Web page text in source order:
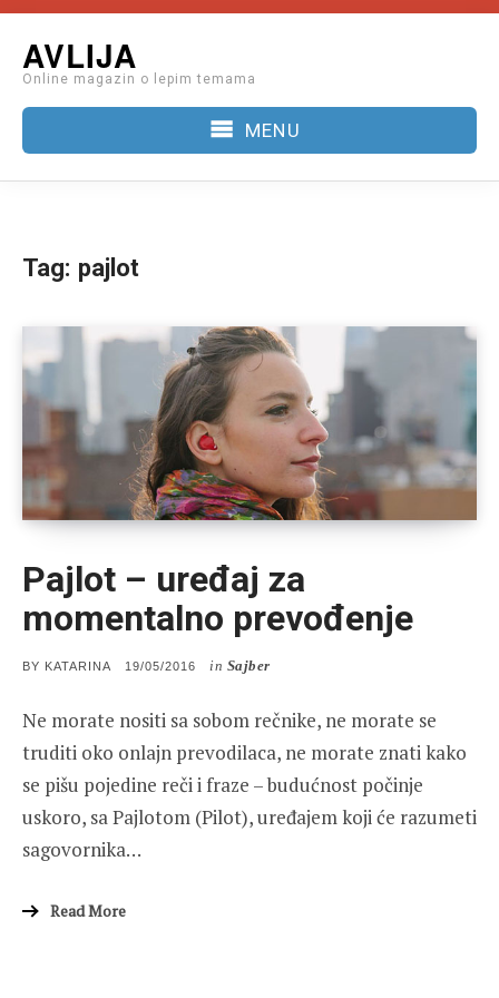
content
AVLIJA
Online magazin o lepim temama
MENU
Tag: pajlot
Pajlot – uređaj za
momentalno prevođenje
BY KATARINA
POSTED
19/05/2016 in Sajber
Ne morate nositi sa sobom rečnike, ne morate se
truditi oko onlajn prevodilaca, ne morate znati kako
se pišu pojedine reči i fraze – budućnost počinje
uskoro, sa Pajlotom (Pilot), uređajem koji će razumeti
sagovornika…
Read More